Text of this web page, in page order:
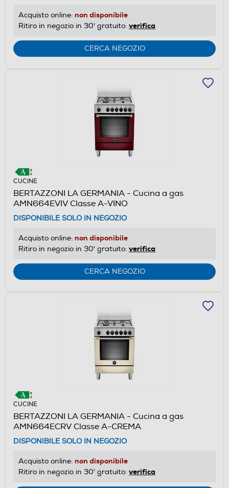
Acquisto online: non disponibile
Ritiro in negozio in 30' gratuito: verifica
CERCA NEGOZIO
CUCINE
BERTAZZONI LA GERMANIA - Cucina a gas
AMN664EVIV Classe A-VINO
DISPONIBILE SOLO IN NEGOZIO
Acquisto online: non disponibile
Ritiro in negozio in 30' gratuito: verifica
CERCA NEGOZIO
CUCINE
BERTAZZONI LA GERMANIA - Cucina a gas
AMN664ECRV Classe A-CREMA
DISPONIBILE SOLO IN NEGOZIO
Acquisto online: non disponibile
Ritiro in negozio in 30' gratuito: verifica